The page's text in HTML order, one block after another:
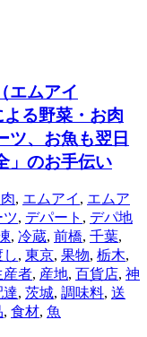
エムアイ
る野菜・お肉
ツ、お魚も翌日
」のお手伝い
, エムアイ , エムア
ツ, デパート , デパ地
, 冷蔵, 前橋, 千葉,
, 東京, 果物, 栃木,
産者, 産地, 百貨店, 神
達, 茨城, 調味料, 送
, 食材, 魚